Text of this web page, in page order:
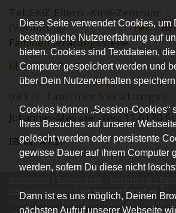
Diese Seite verwendet Cookies, um
bestmögliche Nutzererfahrung auf
bieten. Cookies sind Textdateien,
Computer gespeichert werden und
über Dein Nutzerverhalten
Cookies können „Session-Cookies“
Ihres Besuches auf unserer
gelöscht werden oder persistente
gewisse Dauer auf ihrem Computer
werden, sofern Du diese nicht
Dann ist es uns möglich, Deinen
nächsten Aufruf unserer Webseite
(Vormittag)Tel.:
Familienberatungsstelle0677
Mail: info@ekiz-
Mail:
Johannes-Messner-Weg 11 6130
IBAN: AT312051 0008 0030 2416
Vereinssatzung
Vertrag widerrufen
2026 © Verein Eltern-Kind-Zentrum Schwaz.